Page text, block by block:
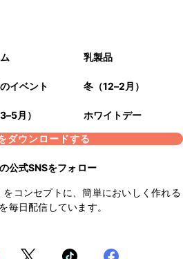
乳製品
イベント 冬（12–2月）
月）
ホワイトデー
ダウンロードする
公式SNSをフォロー
をコンセプトに、簡単においしく作れる
毎日配信しています。